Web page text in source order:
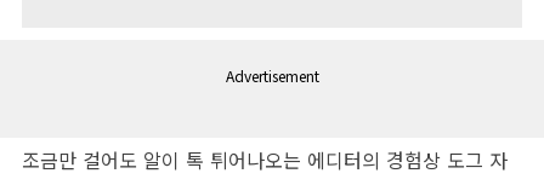
Advertisement
조금만 걸어도 알이 톡 튀어나오는 에디터의 경험상 도그 자